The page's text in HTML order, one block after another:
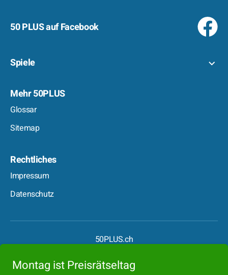
50 PLUS auf Facebook
Spiele
Mehr 50PLUS
Glossar
Sitemap
Rechtliches
Impressum
Datenschutz
50PLUS.ch
Boomer.at
Montag ist Preisrätseltag